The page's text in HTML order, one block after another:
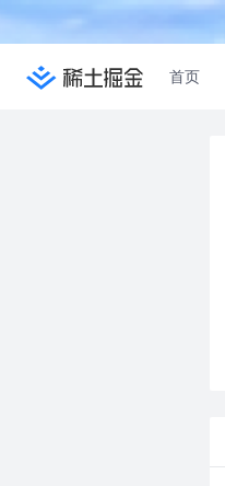
首页